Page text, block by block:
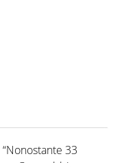
33